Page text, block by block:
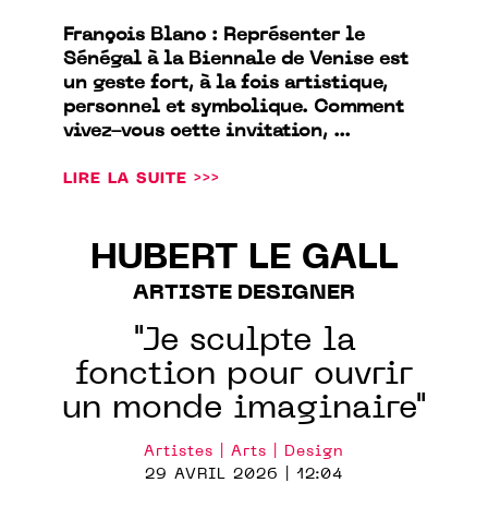
François Blanc : Représenter le
Sénégal à la Biennale de Venise est
un geste fort, à la fois artistique,
personnel et symbolique. Comment
vivez-vous cette invitation, ...
LIRE LA SUITE >>>
HUBERT LE GALL
ARTISTE DESIGNER
"Je sculpte la
fonction pour ouvrir
un monde imaginaire"
Artistes | Arts | Design
29 AVRIL 2026 | 12:04